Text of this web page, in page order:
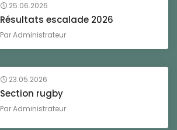
25.06.2026
Résultats escalade 2026
ParAdministrateur
23.05.2026
Section rugby
ParAdministrateur